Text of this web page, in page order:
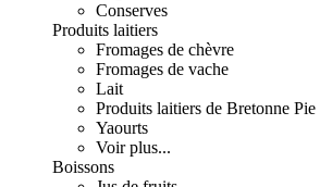
Conserves
Produits laitiers
Fromages de chèvre
Fromages de vache
Lait
Produits laitiers de Bretonne
Yaourts
Voir plus...
Boissons